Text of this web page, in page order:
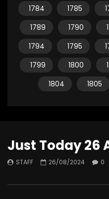
1784
1785
1789
1790
1794
1795
1799
1800
1804
1805
Just Today 26
STAFF 26/08/2024 0